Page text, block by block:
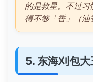
的是救星。不过
得不够「香」（油
5. 东海刈包大